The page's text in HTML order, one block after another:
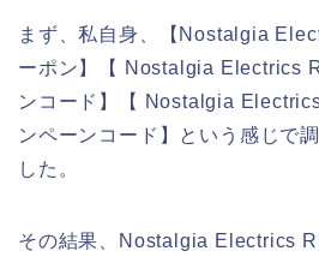
まず、私自身、【Nostalgia
ーポン】【 Nostalgia Electrics
ンコード】【 Nostalgia
ンペーンコード】という感じで
した。
その結果、Nostalgia Electrics